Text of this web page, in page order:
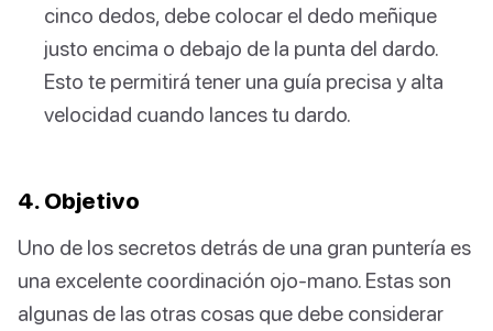
cinco dedos, debe colocar el dedo meñique
justo encima o debajo de la punta del dardo.
Esto te permitirá tener una guía precisa y alta
velocidad cuando lances tu dardo.
4. Objetivo
Uno de los secretos detrás de una gran puntería es
una excelente coordinación ojo-mano. Estas son
algunas de las otras cosas que debe considerar